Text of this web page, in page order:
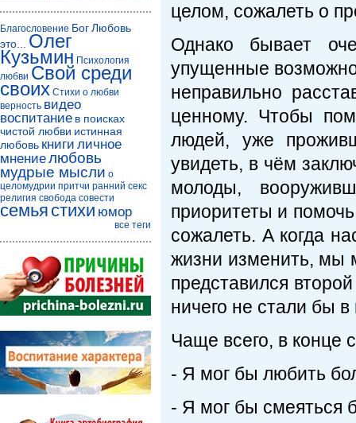
целом, сожалеть о
Однако бывает
упущенные
неправильно
ценному. Чтобы
людей, уже
увидеть, в чём
молоды,
приоритеты и
сожалеть. А когда
жизни изменить, мы
представился
ничего не стали бы
Чаще всего, в конце
- Я мог бы любить
- Я мог бы смеяться
Благословение БогЛюбовь
это...
Олег
Кузьмин Психология
любви Свой среди
своих Стихи о любви
верность видео
воспитание в поисках
чистой любви истинная
любовь книги личное
мнениелюбовь
мудрые мысли о
целомудрии притчи ранний секс
религия свобода совести
семья стихи юмор
все теги